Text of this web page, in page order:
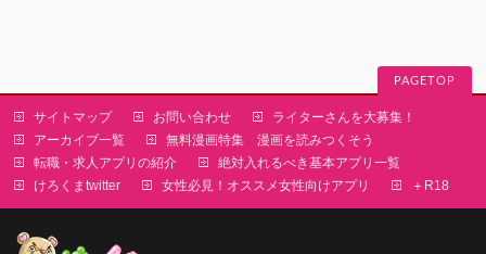
PAGETOP
サイトマップ お問い合わせ
ライターさんを大募集！
アーカイブ一覧
無料漫画特集 漫画を読みつくそう
転職・求人アプリの紹介
絶対入れるべき基本アプリ一覧
けろくまtwitter
女性必見！オススメ女性向けアプリ ＋R18